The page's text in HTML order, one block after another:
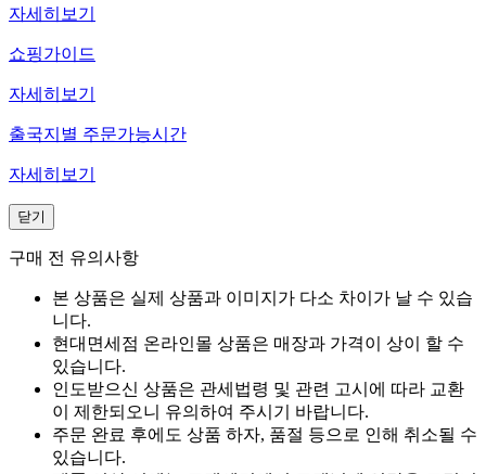
자세히보기
쇼핑가이드
자세히보기
출국지별 주문가능시간
자세히보기
닫기
구매 전 유의사항
본 상품은 실제 상품과 이미지가 다소 차이가 날 수 있습
니다.
현대면세점 온라인몰 상품은 매장과 가격이 상이 할 수
있습니다.
인도받으신 상품은 관세법령 및 관련 고시에 따라 교환
이 제한되오니 유의하여 주시기 바랍니다.
주문 완료 후에도 상품 하자, 품절 등으로 인해 취소될 수
있습니다.